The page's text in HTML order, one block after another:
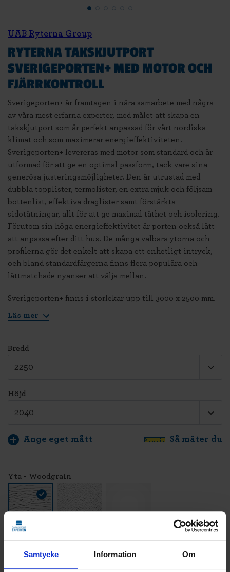
Samtycke Information Om
UAB Ryterna Group
RYTERNA TAKSKJUTPORT
SVERIGEPORTEN+ MED MOTOR OCH
FJÄRRKONTROLL
Sverigeporten+ är framtagen i nära samarbete med några
av våra mest erfarna experter, med målet att skapa en
takskjutport som är perfekt anpassad för vårt nordiska
klimat och som maximerar energieffektiviteten.
Sverigeporten+ levereras med motor som standard och är
utformad för att ge en optimal passform, tack vare sina
generösa justeringsmöjligheter. Den är utrustad med
dubbla topplister, termolister, en extra mjuk och följsam
bottenlist, effektiva draglister samt förstärkta
sidotätningar, allt för att ge maximal täthet och isolering.
Förutom sin höga energieffektivitet är porten också lätt
att anpassa efter ditt hus. De många valbara ytorna och
profilerna gör det enkelt att skapa ett enhetligt intryck,
och bland standardfärgerna finns flera populära och
lättmatchade nyanser att välja mellan.
Sverigeporten+ finns i storlekar upp till 3000 x 2500 mm.
Läs mer
Bredd
Höjd
Ange eget mått Så mäter du
Yta - Woodgrain
Färg - Vit - RAL 9016